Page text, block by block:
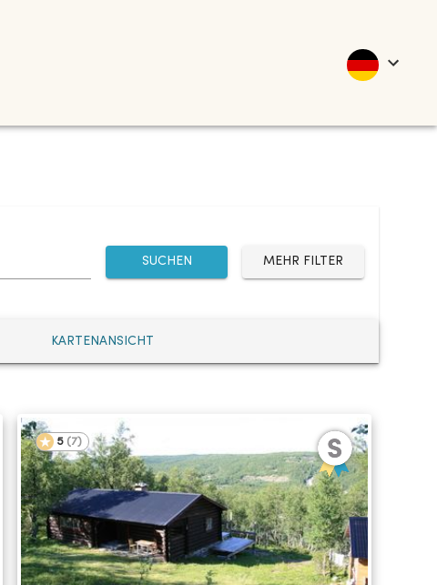
SUCHEN MEHR FILTER
KARTENANSICHT
5 (7)